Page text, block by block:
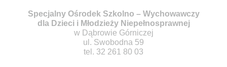
Specjalny Ośrodek Szkolno – Wychowawczy
dla Dzieci i Młodzieży Niepełnosprawnej
w Dąbrowie Górniczej
ul. Swobodna 59
tel. 32 261 80 03